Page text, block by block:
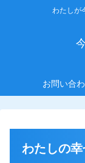
わたしが
お問い合
わたしの